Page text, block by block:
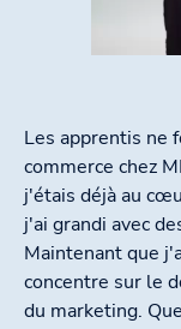
Les apprentis ne
commerce chez
j'étais déjà au
j'ai grandi avec
Maintenant que
concentre sur le
du marketing.